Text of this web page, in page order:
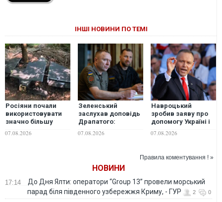
ІНШІ НОВИНИ ПО ТЕМІ
Росіяни почали
використовувати
значно більшу
"Гербера", - "Флеш"
07.08.2026
Зеленський
заслухав доповідь
Драпатого:
питання захисту
далекобійні санкції
та кадрові питання
07.08.2026
Навроцький
зробив заяву про
допомогу Україні і
"бандерівські
07.08.2026
Правила коментування ! »
НОВИНИ
17:14
До Дня Ялти: оператори “Group 13” провели морський
парад біля південного узбережжя Криму, - ГУР
2 0